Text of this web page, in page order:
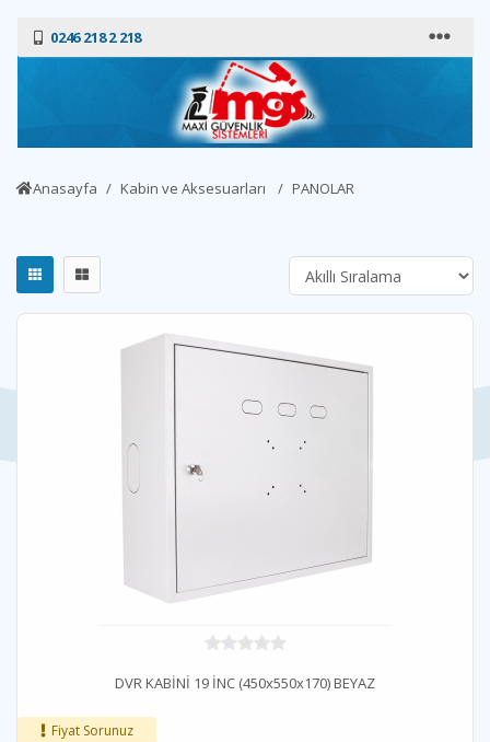
0246 218 2 218
Anasayfa Kabin ve Aksesuarları PANOLAR
DVR KABİNİ 19 İNC (450x550x170) BEYAZ
Fiyat Sorunuz